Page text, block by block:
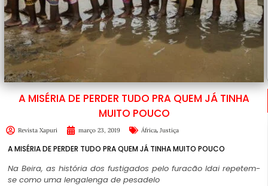
A MISÉRIA DE PERDER TUDO PRA QUEM JÁ TINHA
MUITO POUCO
Revista Xapuri março 23, 2019 África, Justiça
A MISÉRIA DE PERDER TUDO PRA QUEM JÁ TINHA MUITO POUCO
Na Beira, as história dos fustigados pelo furacão Idai repetem-
se como uma lengalenga de pesadelo